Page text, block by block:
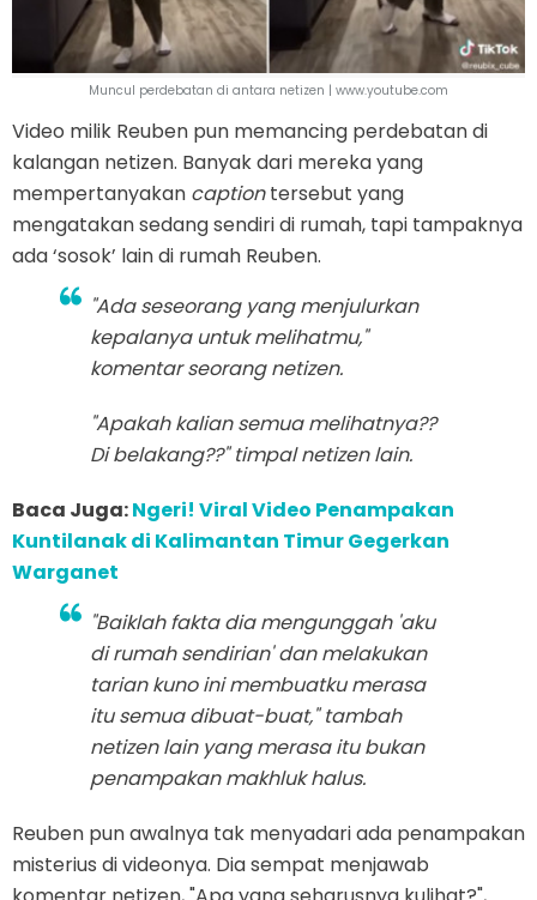
Muncul perdebatan di antara netizen | www.youtube.com
Video milik Reuben pun memancing perdebatan di
kalangan netizen. Banyak dari mereka yang
mempertanyakan captiontersebut yang
mengatakan sedang sendiri di rumah, tapi tampaknya
ada ‘sosok’ lain di rumah Reuben.
"Ada seseorang yang menjulurkan
kepalanya untuk melihatmu,"
komentar seorang netizen.
"Apakah kalian semua melihatnya??
Di belakang??" timpal netizen lain.
Baca Juga:Ngeri! Viral Video Penampakan
Kuntilanak di Kalimantan Timur Gegerkan
Warganet
"Baiklah fakta dia mengunggah 'aku
di rumah sendirian' dan melakukan
tarian kuno ini membuatku merasa
itu semua dibuat-buat," tambah
netizen lain yang merasa itu bukan
penampakan makhluk halus.
Reuben pun awalnya tak menyadari ada penampakan
misterius di videonya. Dia sempat menjawab